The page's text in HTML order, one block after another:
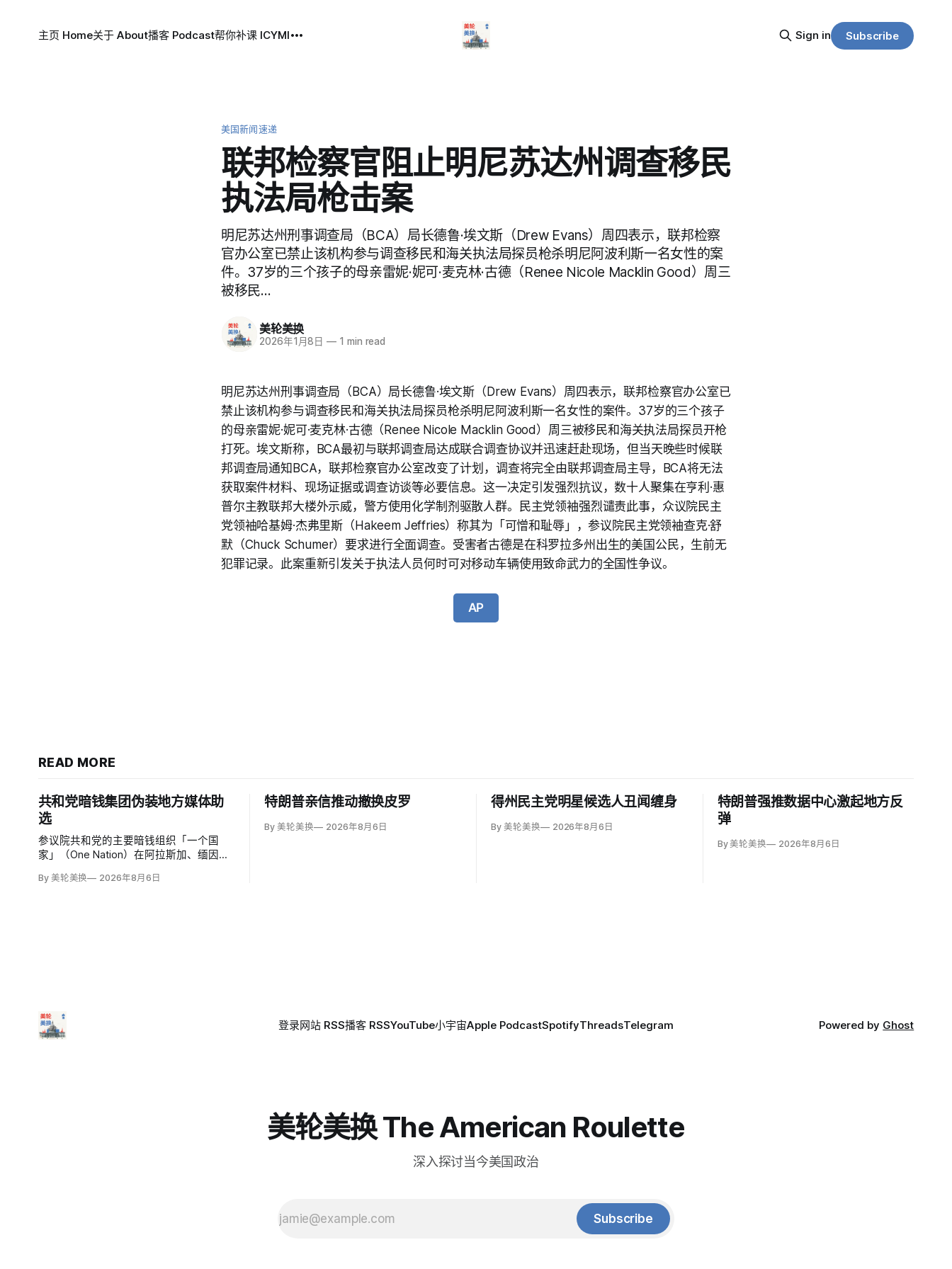
主页 Home关于 About播客 Podcast帮你补课 ICYMI Sign in Subscribe
美国新闻速递
联邦检察官阻止明尼苏达州调查移民
执法局枪击案
明尼苏达州刑事调查局（BCA）局长德鲁·埃文斯（Drew Evans）周四表示，联邦检察
官办公室已禁止该机构参与调查移民和海关执法局探员枪杀明尼阿波利斯一名女性的案
件。37岁的三个孩子的母亲雷妮·妮可·麦克林·古德（Renee Nicole Macklin Good）周三
被移民…
美轮美换
2026年1月8日 — 1 min read
明尼苏达州刑事调查局（BCA）局长德鲁·埃文斯（Drew Evans）周四表示，联邦检察官办公室已
禁止该机构参与调查移民和海关执法局探员枪杀明尼阿波利斯一名女性的案件。37岁的三个孩子
的母亲雷妮·妮可·麦克林·古德（Renee Nicole Macklin Good）周三被移民和海关执法局探员开枪
打死。埃文斯称，BCA最初与联邦调查局达成联合调查协议并迅速赶赴现场，但当天晚些时候联
邦调查局通知BCA，联邦检察官办公室改变了计划，调查将完全由联邦调查局主导，BCA将无法
获取案件材料、现场证据或调查访谈等必要信息。这一决定引发强烈抗议，数十人聚集在亨利·惠
普尔主教联邦大楼外示威，警方使用化学制剂驱散人群。民主党领袖强烈谴责此事，众议院民主
党领袖哈基姆·杰弗里斯（Hakeem Jeffries）称其为「可憎和耻辱」，参议院民主党领袖查克·舒
默（Chuck Schumer）要求进行全面调查。受害者古德是在科罗拉多州出生的美国公民，生前无
犯罪记录。此案重新引发关于执法人员何时可对移动车辆使用致命武力的全国性争议。
AP
READ MORE
共和党暗钱集团伪装地方媒体助
选
参议院共和党的主要暗钱组织「一个国
家」（One Nation）在阿拉斯加、缅因、
立至少6个自称独立地方媒体的网站，并
By 美轮美换 2026年8月6日
特朗普亲信推动撤换皮罗
By 美轮美换 2026年8月6日
得州民主党明星候选人丑闻缠身
By 美轮美换 2026年8月6日
特朗普强推数据中心激起地方反
弹
By 美轮美换 2026年8月6日
登录网站 RSS播客 RSSYouTube小宇宙Apple PodcastSpotifyThreadsTelegram Powered by Ghost
美轮美换 The American Roulette
深入探讨当今美国政治
Subscribe